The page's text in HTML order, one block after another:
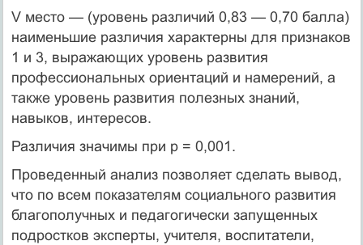
V место — (уровень различий 0,83 — 0,70 балла)
наименьшие различия характерны для признаков
1 и 3, выражающих уровень развития
профессиональных ориентаций и намерений, а
также уровень развития полезных знаний,
навыков, интересов.
Различия значимы при p = 0,001.
Проведенный анализ позволяет сделать вывод,
что по всем показателям социального развития
благополучных и педагогически запущенных
подростков эксперты, учителя, воспитатели,